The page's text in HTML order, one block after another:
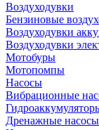
Воздуходувки
Бензиновые
Воздуходувки
Воздуходувки
Мотобуры
Мотопомпы
Насосы
Вибрационные
Дренажные насосы